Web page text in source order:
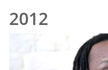
2012